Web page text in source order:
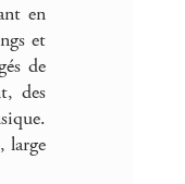
en
et
de
des
large